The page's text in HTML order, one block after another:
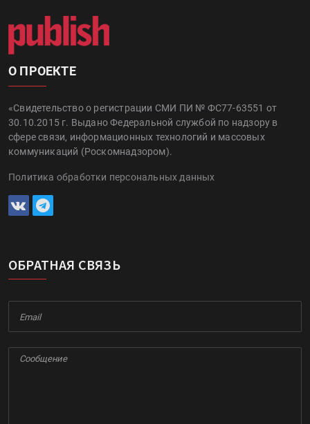
О ПРОЕКТЕ
«Свидетельство о регистрации СМИ ПИ № ФС77-63551 от
30.10.2015 г. Выдано Федеральной службой по надзору в
сфере связи, информационных технологий и массовых
коммуникаций (Роскомнадзором).
Политика обработки персональных данных
ОБРАТНАЯ СВЯЗЬ